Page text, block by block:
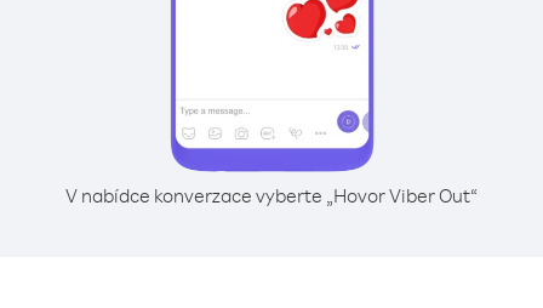
V nabídce konverzace vyberte „Hovor Viber Out“